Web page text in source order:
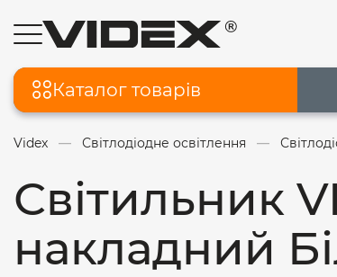
Каталог товарів
Videx Світлодіодне освітлення
Світильник
накладний